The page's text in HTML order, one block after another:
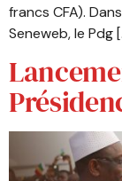
francs CFA).
Seneweb, le Pdg